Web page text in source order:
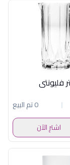
0 تم البيع
اشترِ الآن